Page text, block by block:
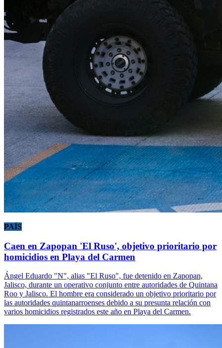
PAÍS
Caen en Zapopan 'El Ruso', objetivo prioritario por
homicidios en Playa del Carmen
Ángel Eduardo "N", alias "El Ruso", fue detenido en Zapopan,
Jalisco, durante un operativo conjunto entre autoridades de Quintana
Roo y Jalisco. El hombre era considerado un objetivo prioritario por
las autoridades quintanarroenses debido a su presunta relación con
varios homicidios registrados este año en Playa del Carmen.